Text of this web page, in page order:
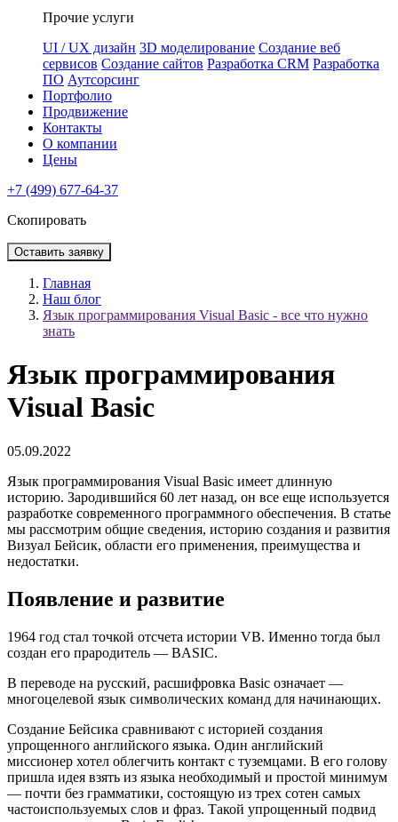
Прочие услуги
UI / UX дизайн 3D моделирование Создание веб
сервисов Создание сайтов Разработка CRM Разработка
ПО Аутсорсинг
Портфолио
Продвижение
Контакты
О компании
Цены
+7 (499) 677-64-37
Скопировать
Оставить заявку
Главная
Наш блог
Язык программирования Visual Basic - все что нужно
знать
Язык программирования
Visual Basic
05.09.2022
Язык программирования Visual Basic имеет длинную
историю. Зародившийся 60 лет назад, он все еще используется
разработке современного программного обеспечения. В статье
мы рассмотрим общие сведения, историю создания и развития
Визуал Бейсик, области его применения, преимущества и
недостатки.
Появление и развитие
1964 год стал точкой отсчета истории VB. Именно тогда был
создан его прародитель — BASIC.
В переводе на русский, расшифровка Basic означает —
многоцелевой язык символических команд для начинающих.
Создание Бейсика сравнивают с историей создания
упрощенного английского языка. Один английский
миссионер хотел облегчить контакт с туземцами. В его голову
пришла идея взять из языка необходимый и простой минимум
— почти без грамматики, состоящую из трех сотен самых
частоиспользуемых слов и фраз. Такой упрощенный подвид